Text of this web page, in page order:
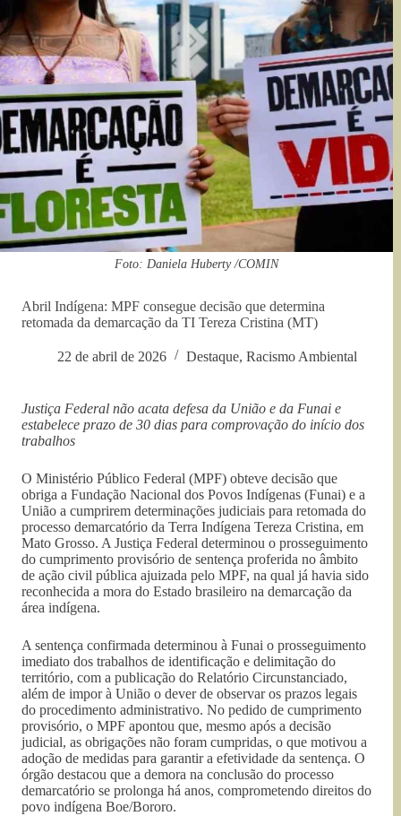
Foto: Daniela Huberty /COMIN
Abril Indígena: MPF consegue decisão que determina
retomada da demarcação da TI Tereza Cristina (MT)
22 de abril de 2026 Destaque, Racismo Ambiental
Justiça Federal não acata defesa da União e da Funai e
estabelece prazo de 30 dias para comprovação do início dos
trabalhos
O Ministério Público Federal (MPF) obteve decisão que
obriga a Fundação Nacional dos Povos Indígenas (Funai) e a
União a cumprirem determinações judiciais para retomada do
processo demarcatório da Terra Indígena Tereza Cristina, em
Mato Grosso. A Justiça Federal determinou o prosseguimento
do cumprimento provisório de sentença proferida no âmbito
de ação civil pública ajuizada pelo MPF, na qual já havia sido
reconhecida a mora do Estado brasileiro na demarcação da
área indígena.
A sentença confirmada determinou à Funai o prosseguimento
imediato dos trabalhos de identificação e delimitação do
território, com a publicação do Relatório Circunstanciado,
além de impor à União o dever de observar os prazos legais
do procedimento administrativo. No pedido de cumprimento
provisório, o MPF apontou que, mesmo após a decisão
judicial, as obrigações não foram cumpridas, o que motivou a
adoção de medidas para garantir a efetividade da sentença. O
órgão destacou que a demora na conclusão do processo
demarcatório se prolonga há anos, comprometendo direitos do
povo indígena Boe/Bororo.